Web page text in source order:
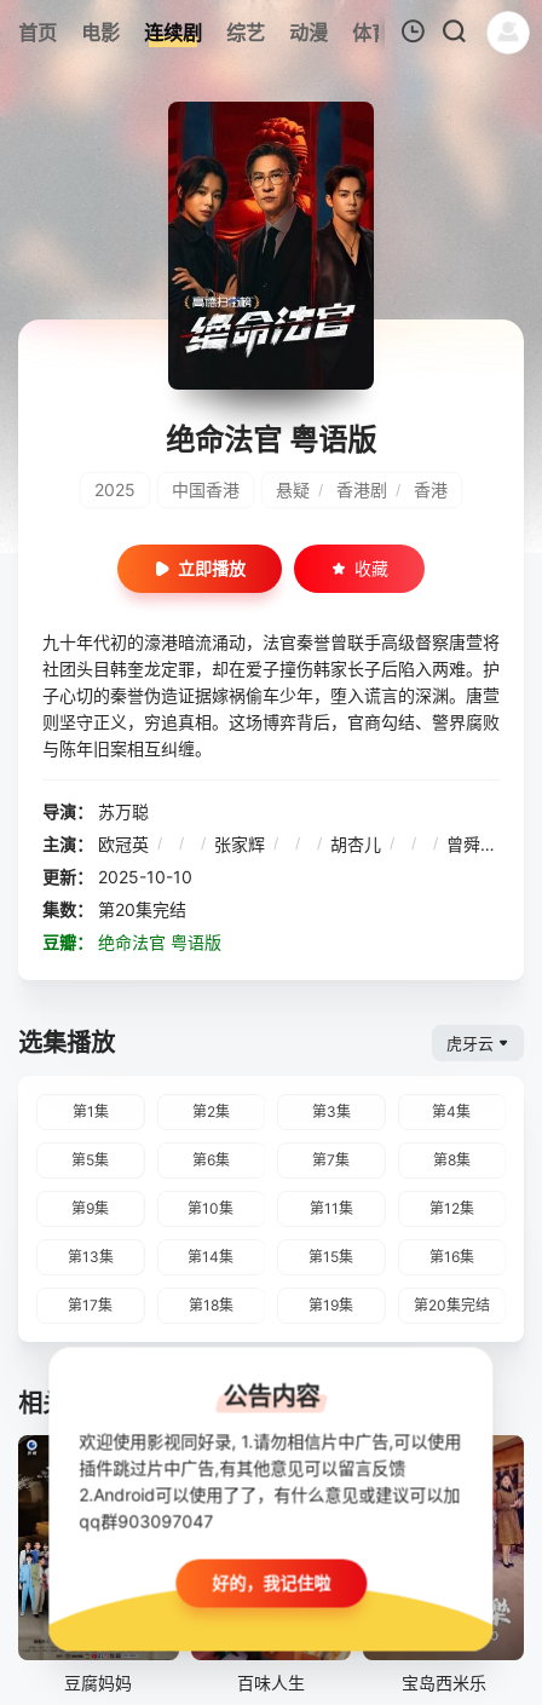
首页 电影 连续剧 综艺 动漫 体育 今日更新
294
热
我的观影记录
暂无观看影片的记录
绝命法官 粤语版
2025 中国香港 悬疑 / 香港剧 / 香港
立即播放 收藏
九十年代初的濠港暗流涌动，法官秦誉曾联手高级督察唐萱将
社团头目韩奎龙定罪，却在爱子撞伤韩家长子后陷入两难。护
子心切的秦誉伪造证据嫁祸偷车少年，堕入谎言的深渊。唐萱
则坚守正义，穷追真相。这场博弈背后，官商勾结、警界腐败
与陈年旧案相互纠缠。
导演：
苏万聪
主演：
欧冠英 / / / 张家辉 / / / 胡杏儿 / / / 曾舜晞
更新：
2025-10-10
集数：
第20集完结
豆瓣：
绝命法官 粤语版
选集播放 虎牙云
第1集 第2集 第3集 第4集
第5集 第6集 第7集 第8集
第9集 第10集 第11集 第12集
第13集 第14集 第15集 第16集
第17集 第18集 第19集 第20集完结
相关推荐
豆腐妈妈 百味人生 宝岛西米乐
公告内容
欢迎使用影视同好录, 1.请勿相信片中广告,可以使用
插件跳过片中广告,有其他意见可以留言反馈
2.Android可以使用了了，有什么意见或建议可以加
qq群903097047
好的，我记住啦